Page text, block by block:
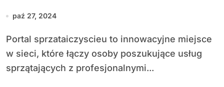
współpracę między
wykonawcami usług
sprzątających
paź 27, 2024
Portal sprzataiczyscieu to innowacyjne miejsce
w sieci, które łączy osoby poszukujące usług
sprzątających z profesjonalnymi...